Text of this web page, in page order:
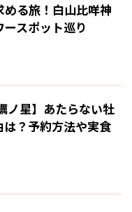
る旅！白山比咩神
スポット巡り
ノ星】あたらない牡
？予約方法や実食